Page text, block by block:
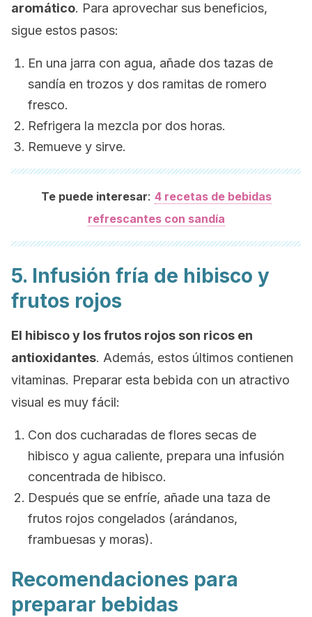
aromático. Para aprovechar sus beneficios,
sigue estos pasos:
En una jarra con agua, añade dos tazas de
sandía en trozos y dos ramitas de romero
fresco.
Refrigera la mezcla por dos horas.
Remueve y sirve.
Te puede interesar: 4 recetas de bebidas
refrescantes con sandía
5. Infusión fría de hibisco y
frutos rojos
El hibisco y los frutos rojos son ricos en
antioxidantes. Además, estos últimos contienen
vitaminas. Preparar esta bebida con un atractivo
visual es muy fácil:
Con dos cucharadas de flores secas de
hibisco y agua caliente, prepara una infusión
concentrada de hibisco.
Después que se enfríe, añade una taza de
frutos rojos congelados (arándanos,
frambuesas y moras).
Recomendaciones para
preparar bebidas